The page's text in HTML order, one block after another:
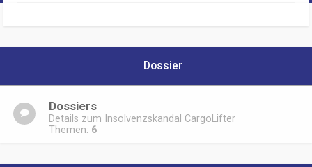
h
Dossier
Dossiers
Details zum Insolvenzskandal CargoLifter
Themen: 6